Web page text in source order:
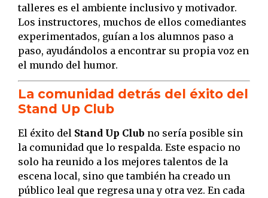
talleres es el ambiente inclusivo y motivador.
Los instructores, muchos de ellos comediantes
experimentados, guían a los alumnos paso a
paso, ayudándolos a encontrar su propia voz en
el mundo del humor.
La comunidad detrás del éxito del
Stand Up Club
El éxito del Stand Up Club no sería posible sin
la comunidad que lo respalda. Este espacio no
solo ha reunido a los mejores talentos de la
escena local, sino que también ha creado un
público leal que regresa una y otra vez. En cada